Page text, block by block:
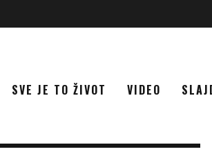
SVE JE TO ŽIVOT VIDEO